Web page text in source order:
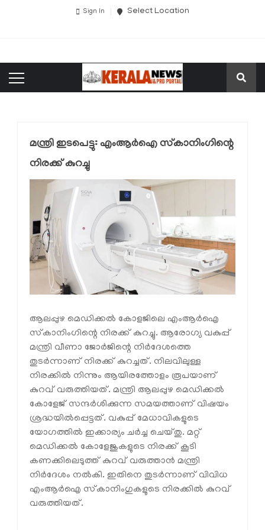
Sign In Select Location
മന്ത്രി ഇടപെട്ടു: എംആര്‍ഐ സ്‌കാനിംഗിന്റെ
നിരക്ക് കുറച്ചു
ആലപ്പുഴ മെഡിക്കല്‍ കോളജിലെ എംആര്‍ഐ
സ്‌കാനിംഗിന്റെ നിരക്ക് കുറച്ചു. ആരോഗ്യ വകുപ്പ്
മന്ത്രി വീണാ ജോര്‍ജിന്റെ നിര്‍ദേശത്തെ
തുടര്‍ന്നാണ് നിരക്ക് കുറച്ചത്. നിലവിലുള്ള
നിരക്കില്‍ നിന്നും ആയിരത്തോളം രൂപയാണ്
കുറവ് വരുത്തിയത്. മന്ത്രി ആലപ്പുഴ മെഡിക്കല്‍
കോളേജ് സന്ദര്‍ശിക്കുന്ന സമയത്താണ് വിഷയം
ശ്രദ്ധയില്‍പ്പെട്ടത്. വകുപ്പ് മേധാവികളുടെ
യോഗത്തില്‍ ഇക്കാര്യം ചര്‍ച്ച ചെയ്തു. മറ്റ്
മെഡിക്കല്‍ കോളേജുകളുടെ നിരക്ക് കൂടി
കണക്കിലെടുത്ത് കുറവ് വരുത്താന്‍ മന്ത്രി
നിര്‍ദേശം നല്‍കി. ഇതിനെ തുടര്‍ന്നാണ് വിവിധ
എംആര്‍ഐ സ്‌കാനിംഗുകളുടെ നിരക്കില്‍ കുറവ്
വരുത്തിയത്.